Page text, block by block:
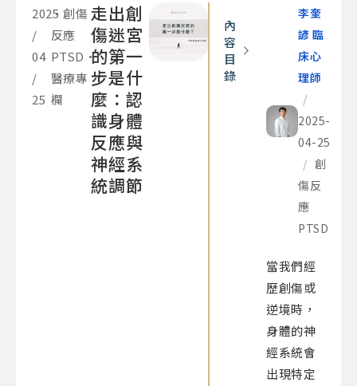
2025
/
04
/
25
•創傷
反應
PTSD •
醫療專
欄
走出創
傷迷宮
的第一
步是什
麼：認
識身體
反應與
神經系
統調節
內
容
目
錄
李奎
諺 臨
床心
理師
/
2025-
04-25
/ 創
傷反
應
PTSD
當我們經
歷創傷或
逆境時，
身體的神
經系統會
出現特定